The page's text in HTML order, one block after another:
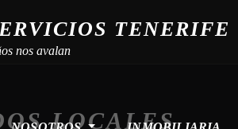
TENERIFE
nos avalan
LOCALES